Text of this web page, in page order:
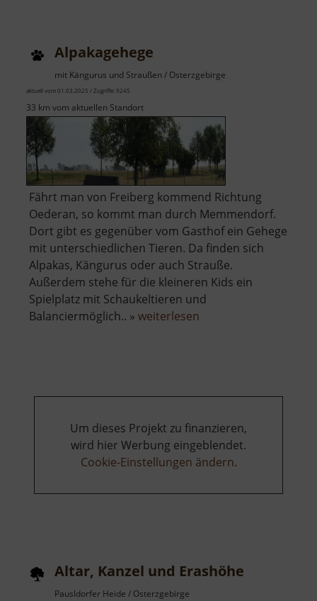
Alpakagehege
mit Kängurus und Straußen / Osterzgebirge
aktuell vom 01.03.2025 / Zugriffe: 9245
33 km vom aktuellen Standort
Fährt man von Freiberg kommend Richtung
Oederan, so kommt man durch Memmendorf.
Dort gibt es gegenüber vom Gasthof ein Gehege
mit unterschiedlichen Tieren. Da finden sich
Alpakas, Kängurus oder auch Strauße.
Außerdem stehe für die kleineren Kids ein
Spielplatz mit Schaukeltieren und
Balanciermöglich.. » weiterlesen
Um dieses Projekt zu finanzieren,
wird hier Werbung eingeblendet.
Cookie-Einstellungen ändern.
Altar, Kanzel und Erashöhe
Pausldorfer Heide / Osterzgebirge